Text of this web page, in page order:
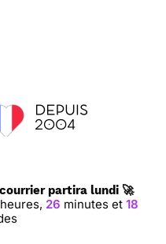
partira lundi 🚀
heures, 26 minutes et 18